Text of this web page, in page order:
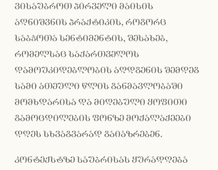
ვისაუბროთ პირველი მაისის
აღნიშვნის პრაქტიკის, როგორც
საბჭოთა სენტიმენტის, შესახებ,
რომელსაც საქართველოს
დამოუკიდებლობის აღდგენის შემდეგ
სამი ათეული წლის განმავლობაში
მომხდარისა და მიღებული ყოფითი
გამოცდილების ფონზე მოქალაქეები
დღეს სხვაგვარად გაიაზრებენ.
კონტექსტზე საუბრისას ყურადღება